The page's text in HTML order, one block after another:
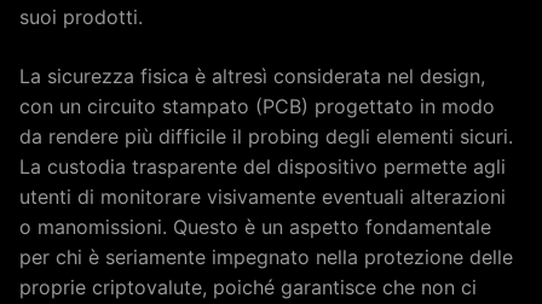
suoi prodotti.
La sicurezza fisica è altresì considerata nel design,
con un circuito stampato (PCB) progettato in modo
da rendere più difficile il probing degli elementi sicuri.
La custodia trasparente del dispositivo permette agli
utenti di monitorare visivamente eventuali alterazioni
o manomissioni. Questo è un aspetto fondamentale
per chi è seriamente impegnato nella protezione delle
proprie criptovalute, poiché garantisce che non ci